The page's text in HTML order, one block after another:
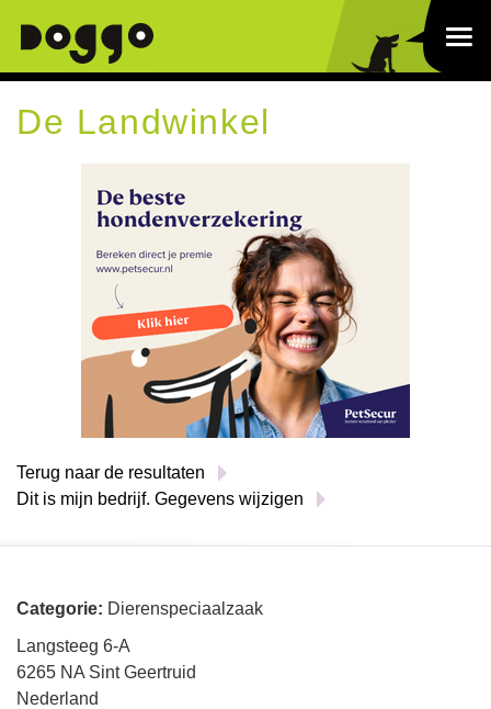
De Landwinkel
Terug naar de resultaten
Dit is mijn bedrijf. Gegevens wijzigen
Categorie: Dierenspeciaalzaak
Langsteeg 6-A
6265 NA Sint Geertruid
Nederland